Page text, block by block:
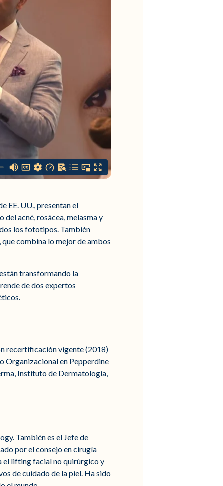
EE. UU., presentan el
acné, rosácea, melasma y
los fototipos. También
combina lo mejor de ambos
transformando la
de dos expertos
recertificación vigente (2018)
Organizacional en Pepperdine
Instituto de Dermatología,
También es el Jefe de
por el consejo en cirugía
el lifting facial no quirúrgico y
de cuidado de la piel. Ha sido